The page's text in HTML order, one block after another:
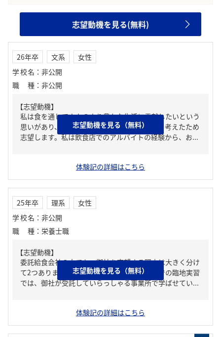
志望動機を見る(無料)
26年卒 文系
女性
学校名 ： 非公開
職種 ： 非公開
【志望動機】
私は食を通して人々のより豊かな生活に貢献したいという
思いがあり、それを貴社であれば実現できると考えたため
志望します。私は飲食店でのアルバイトの経験から、お...
体験記の詳細はこちら
志望動機を見る（無料）
25年卒 理系
女性
学校名 ： 非公開
職種 ： 栄養士職
【志望動機】
委託給食会社の中でも、御社を志望する理由は大きく分け
て2つあります。まず1つ目は社風です。病院での臨地実習
では、御社が受託していらっしゃる事業所で学ばせてい...
体験記の詳細はこちら
志望動機を見る（無料）